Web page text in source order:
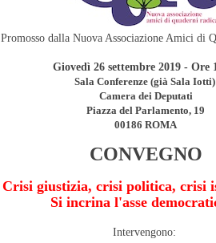
Promosso dalla Nuova Associazione Amici di
Giovedì 26 settembre 2019 - Ore
Sala Conferenze (già Sala
Camera dei Deputati
Piazza del Parlamento, 19
00186 ROMA
CONVEGNO
Crisi giustizia, crisi politica, crisi
Si incrina l'asse
Intervengono: